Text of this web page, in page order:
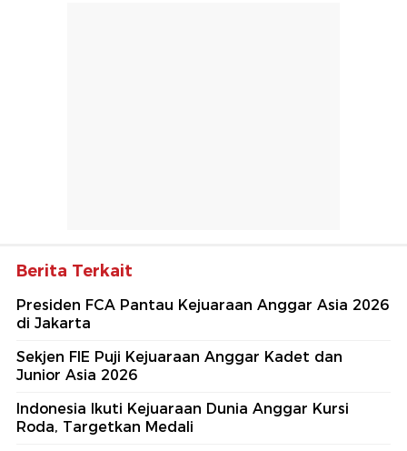
Berita Terkait
Presiden FCA Pantau Kejuaraan Anggar Asia 2026
di Jakarta
Sekjen FIE Puji Kejuaraan Anggar Kadet dan
Junior Asia 2026
Indonesia Ikuti Kejuaraan Dunia Anggar Kursi
Roda, Targetkan Medali